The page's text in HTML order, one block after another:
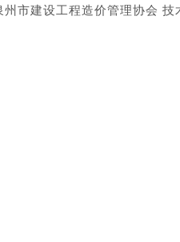
市建设工程造价管理协会 技